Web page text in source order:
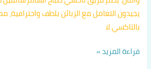
يجيدون التعامل مع الزبائن بلطف واحترافية،
بالتاكسي لا
قراءة المزيد »